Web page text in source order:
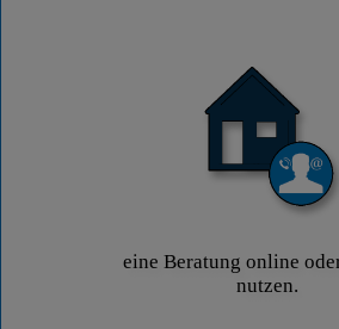
eine Beratung online
nutzen.